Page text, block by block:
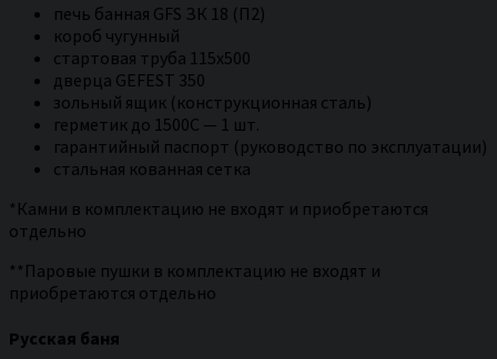
печь банная GFS ЗК 18 (П2)
короб чугунный
стартовая труба 115х500
дверца GEFEST 350
зольный ящик (конструкционная сталь)
герметик до 1500С — 1 шт.
гарантийный паспорт (руководство по эксплуатации)
стальная кованная сетка
*Камни в комплектацию не входят и приобретаются
отдельно
**Паровые пушки в комплектацию не входят и
приобретаются отдельно
Русская баня